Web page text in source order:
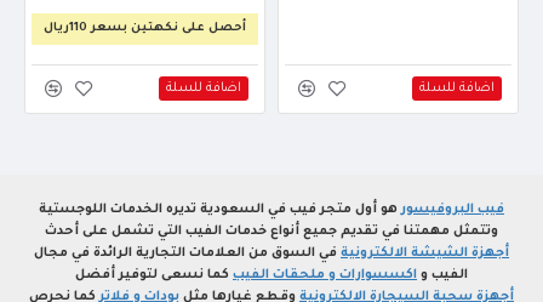
اضافة للسلة
أحصل على نكهتين بسعر 110ريال
اضافة للسلة
فيب البروفيسورهو أول متجر فيب في السعودية تديره الخدمات اللوجستية
وتتمثل مهمتنا في تقديم جميع أنواع خدمات الفيب التي تشمل على أحدث
أجهزة الشيشة الالكترونية في السوق من العلامات التجارية الرائدة في مجال
الفيب و اكسسوارات و ملحقات الفيب كما نسعى لتوفير أفضل
أجهزة سحبة السيجارة الالكترونية وقطع غيارها مثل بودات و فلاتركما نحرص